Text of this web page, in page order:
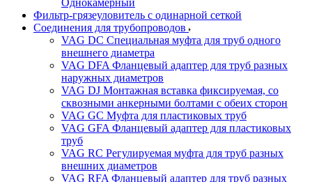
Однокамерный
Фильтр-грязеуловитель с одинарной сеткой
Соединения для трубопроводов
VAG DC Специальная муфта для труб одного
внешнего диаметра
VAG DFA Фланцевый адаптер для труб разных
наружных диаметров
VAG DJ Монтажная вставка фиксируемая, со
сквозными анкерными болтами с обеих сторон
VAG GC Муфта для пластиковых труб
VAG GFA Фланцевый адаптер для пластиковых
труб
VAG RC Регулируемая муфта для труб разных
внешних диаметров
VAG RFA Фланцевый адаптер для труб разных